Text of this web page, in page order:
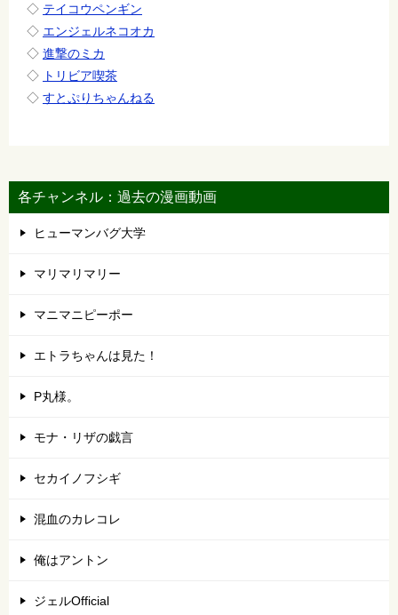
◇ テイコウペンギン
◇ エンジェルネコオカ
◇ 進撃のミカ
◇ トリビア喫茶
◇ すとぷりちゃんねる
各チャンネル：過去の漫画動画
ヒューマンバグ大学
マリマリマリー
マニマニピーポー
エトラちゃんは見た！
P丸様。
モナ・リザの戯言
セカイノフシギ
混血のカレコレ
俺はアントン
ジェルOfficial